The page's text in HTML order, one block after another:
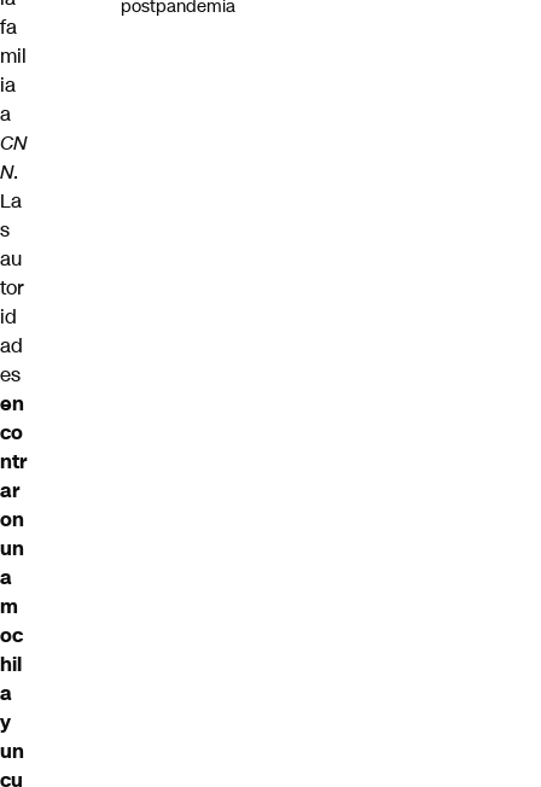
fa
mil
ia
a
CN
N.
La
s
au
tor
id
ad
es
en
co
ntr
ar
on
un
a
m
oc
hil
a
y
un
cu
postpandemia